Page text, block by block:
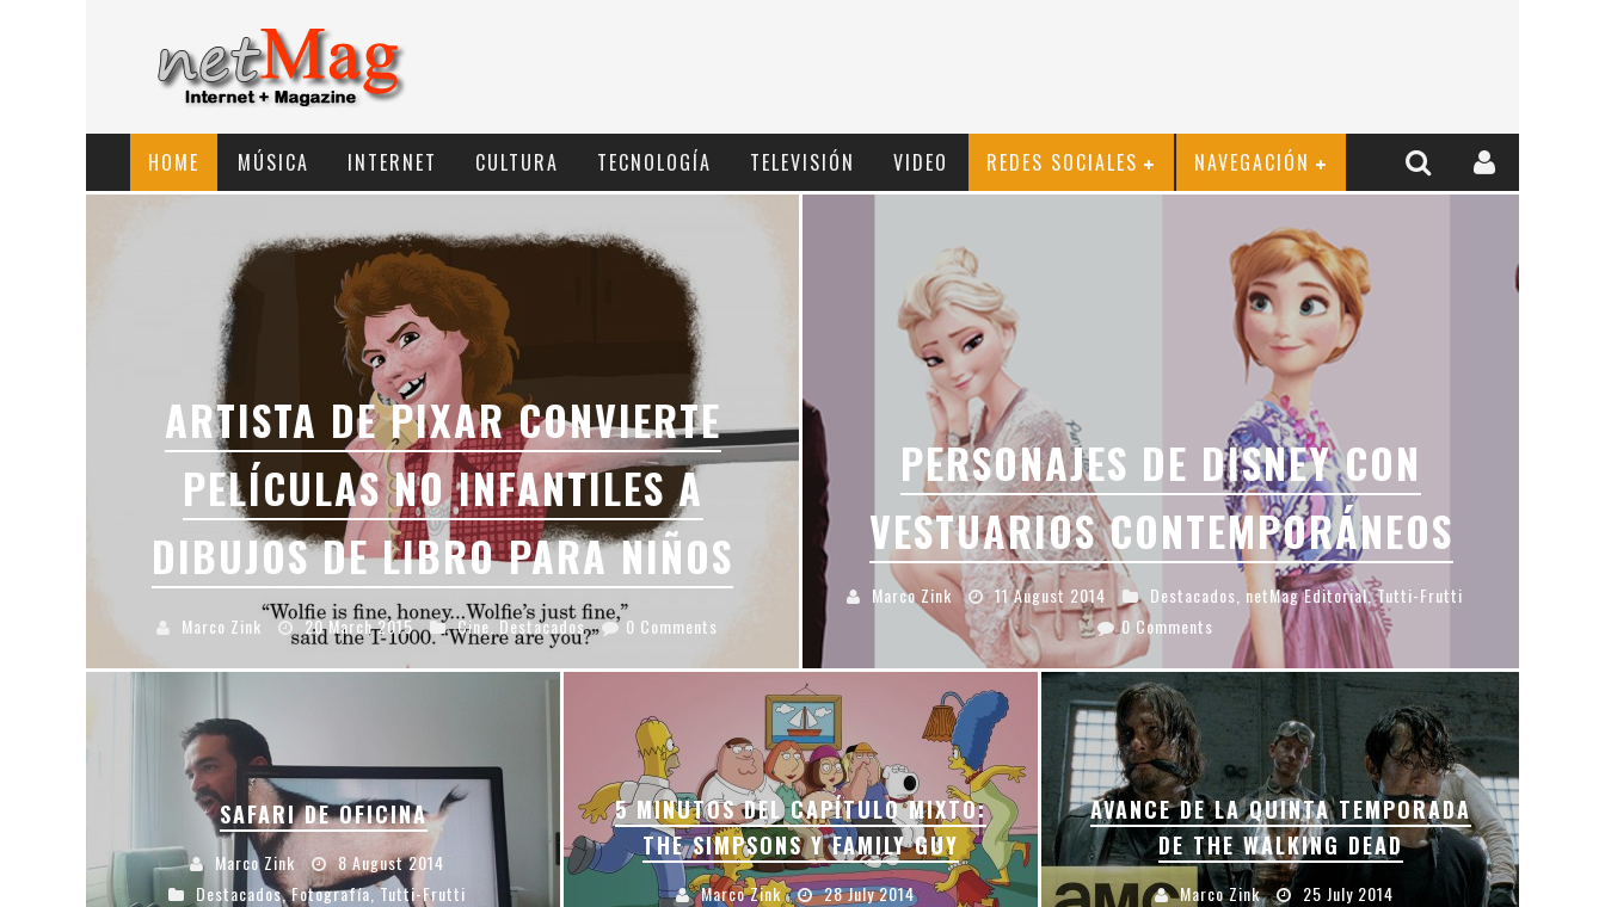
HOME MÚSICA INTERNET CULTURA TECNOLOGÍ­A TELEVISIÓN VIDEO REDES SOCIALES NAVEGACIÓN
ARTISTA DE PIXAR CONVIERTE
PELÍCULAS NO INFANTILES A
DIBUJOS DE LIBRO PARA NIÑOS
Marco Zink 20 March 2015 Cine,Destacados 0 Comments
PERSONAJES DE DISNEY CON
VESTUARIOS CONTEMPORÁNEOS
Marco Zink 11 August 2014 Destacados netMag Editorial,Tutti-Frutti
0 Comments
SAFARI DE OFICINA
Marco Zink
8 August 2014
Destacados,Fotografía,Tutti-Frutti
5 MINUTOS DEL CAPÍTULO MIXTO:
THE SIMPSONS Y FAMILY GUY
Marco Zink
28 July 2014
AVANCE DE LA QUINTA TEMPORADA
DE THE WALKING DEAD
Marco Zink
25 July 2014